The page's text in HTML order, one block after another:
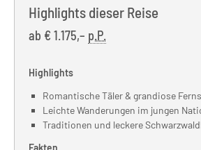
Highlights dieser Reise
ab € 1.175,– p.P.
Highlights
Romantische Täler & grandiose
Leichte Wanderungen im jungen
Traditionen und leckere